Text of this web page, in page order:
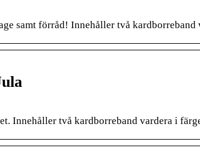
samt förråd! Innehåller två
Innehåller två kardborreband vardera i